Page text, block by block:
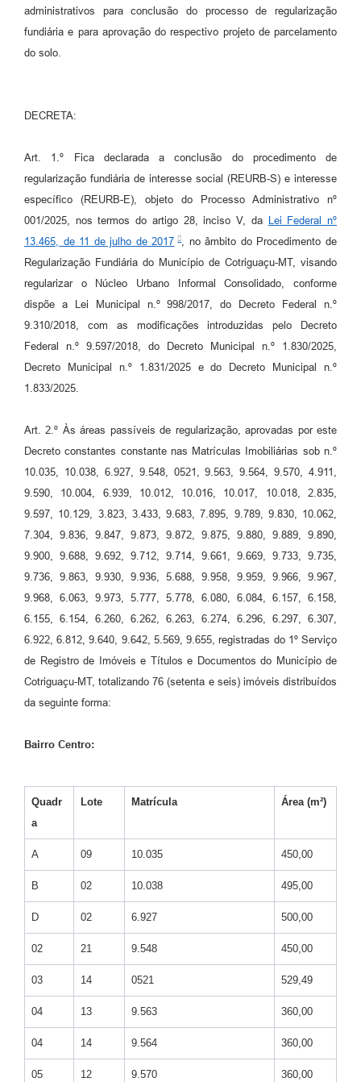
administrativos para conclusão do processo de regularização
fundiária e para aprovação do respectivo projeto de parcelamento
do solo.
DECRETA:
Art. 1.º Fica declarada a conclusão do procedimento de
regularização fundiária de interesse social (REURB-S) e interesse
específico (REURB-E), objeto do Processo Administrativo nº
001/2025, nos termos do artigo 28, inciso V, da Lei Federal nº
13.465, de 11 de julho de 2017
, no âmbito do Procedimento de
Regularização Fundiária do Município de Cotriguaçu-MT, visando
regularizar o Núcleo Urbano Informal Consolidado, conforme
dispõe a Lei Municipal n.º 998/2017, do Decreto Federal n.º
9.310/2018, com as modificações introduzidas pelo Decreto
Federal n.º 9.597/2018, do Decreto Municipal n.º 1.830/2025,
Decreto Municipal n.º 1.831/2025 e do Decreto Municipal n.º
1.833/2025.
Art. 2.º Às áreas passíveis de regularização, aprovadas por este
Decreto constantes constante nas Matrículas Imobiliárias sob n.º
10.035, 10.038, 6.927, 9.548, 0521, 9.563, 9.564, 9.570, 4.911,
9.590, 10.004, 6.939, 10.012, 10.016, 10.017, 10.018, 2.835,
9.597, 10.129, 3.823, 3.433, 9.683, 7.895, 9.789, 9.830, 10.062,
7.304, 9.836, 9.847, 9.873, 9.872, 9.875, 9.880, 9.889, 9.890,
9.900, 9.688, 9.692, 9.712, 9.714, 9.661, 9.669, 9.733, 9.735,
9.736, 9.863, 9.930, 9.936, 5.688, 9.958, 9.959, 9.966, 9.967,
9.968, 6.063, 9.973, 5.777, 5.778, 6.080, 6.084, 6.157, 6.158,
6.155, 6.154, 6.260, 6.262, 6.263, 6.274, 6.296, 6.297, 6.307,
6.922, 6.812, 9.640, 9.642, 5.569, 9.655, registradas do 1º Serviço
de Registro de Imóveis e Títulos e Documentos do Município de
Cotriguaçu-MT, totalizando 76 (setenta e seis) imóveis distribuídos
da seguinte forma:
Bairro Centro:
Quadr
a
Lote Matrícula Área (m²)
A 09 10.035 450,00
B 02 10.038 495,00
D 02 6.927 500,00
02 21 9.548 450,00
03 14 0521 529,49
04 13 9.563 360,00
04 14 9.564 360,00
05 12 9.570 360,00